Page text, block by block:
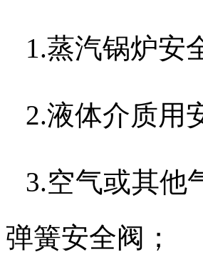
1.蒸汽锅炉安
2.液体介质用
3.空气或其他
弹簧安全阀；